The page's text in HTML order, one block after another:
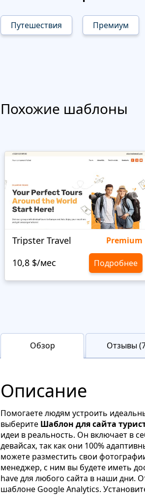
Путешествия Премиум
Похожие шаблоны
Tripster Travel Premium
10,8 $/мес Подробнее
Обзор Отзывы
Описание
Помогаете людям устроить
выберите Шаблон для сайта
идеи в реальность. Он включает в
девайсах, так как они 100%
можете разместить свои
менеджер, с ним вы будете иметь
have для любого сайта в наши дни.
шаблоне Google Analytics.